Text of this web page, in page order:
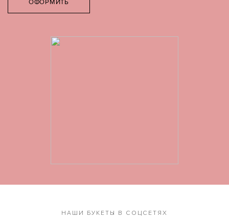
НАШИ БУКЕТЫ В СОЦСЕТЯХ